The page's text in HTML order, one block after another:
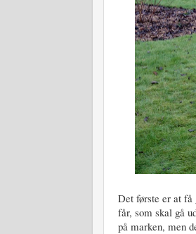
Det første er at få
får, som skal gå
på marken, men